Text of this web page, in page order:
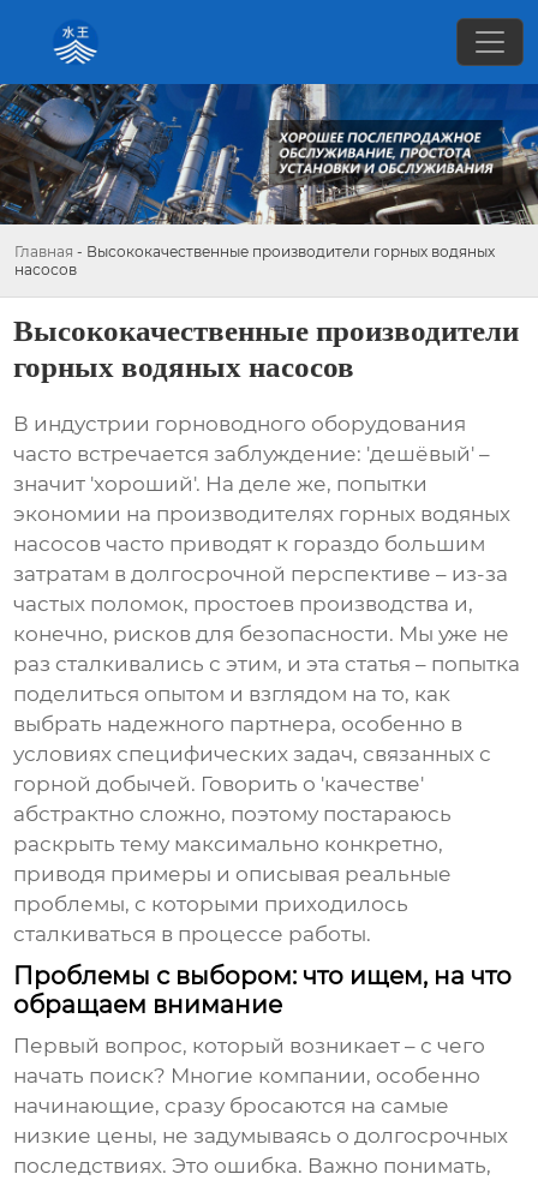
Главная - Высококачественные производители горных водяных
насосов
Высококачественные производители
горных водяных насосов
В индустрии горноводного оборудования
часто встречается заблуждение: 'дешёвый' –
значит 'хороший'. На деле же, попытки
экономии на производителях горных водяных
насосов часто приводят к гораздо большим
затратам в долгосрочной перспективе – из-за
частых поломок, простоев производства и,
конечно, рисков для безопасности. Мы уже не
раз сталкивались с этим, и эта статья – попытка
поделиться опытом и взглядом на то, как
выбрать надежного партнера, особенно в
условиях специфических задач, связанных с
горной добычей. Говорить о 'качестве'
абстрактно сложно, поэтому постараюсь
раскрыть тему максимально конкретно,
приводя примеры и описывая реальные
проблемы, с которыми приходилось
сталкиваться в процессе работы.
Проблемы с выбором: что ищем, на что
обращаем внимание
Первый вопрос, который возникает – с чего
начать поиск? Многие компании, особенно
начинающие, сразу бросаются на самые
низкие цены, не задумываясь о долгосрочных
последствиях. Это ошибка. Важно понимать,